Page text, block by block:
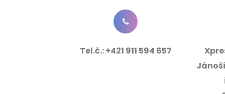
Tel.č.:+421 911 594 657